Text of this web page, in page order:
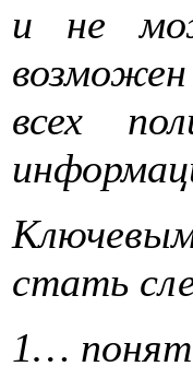
и не
всех
стать
1…